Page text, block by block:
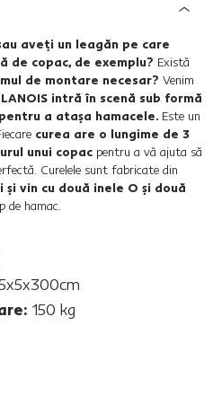
aveţi un leagăn pe care
copac, de exemplu? Există
de montare necesar? Venim
LANOIS intră în scenă sub formă
a ataşa hamacele. Este un
curea are o lungime de 3
unui copac pentru a vă ajuta să
Curelele sunt fabricate din
vin cu două inele O şi două
de hamac.
150 kg